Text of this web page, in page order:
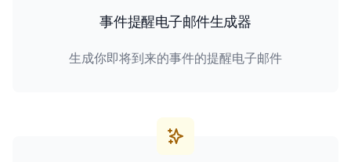
事件提醒电子邮件生成器
生成你即将到来的事件的提醒电子邮件